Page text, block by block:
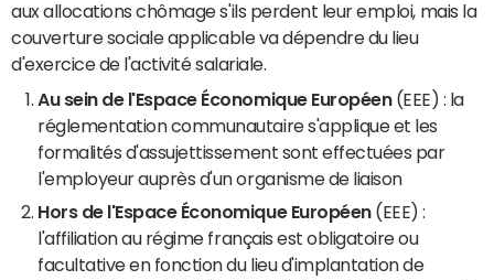
aux allocations chômage s'ils perdent leur emploi, mais la
couverture sociale applicable va dépendre du lieu
d'exercice de l'activité salariale.
Au sein de l'Espace Économique Européen(EEE) : la
réglementation communautaire s'applique et les
formalités d'assujettissement sont effectuées par
l'employeur auprès d'un organisme de liaison
Hors de l'Espace Économique Européen(EEE) :
l'affiliation au régime français est obligatoire ou
facultative en fonction du lieu d'implantation de